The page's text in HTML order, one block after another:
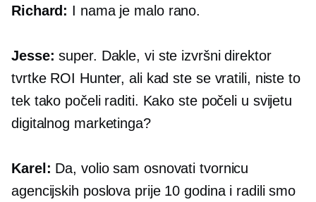
Richard: I nama je malo rano.
Jesse: super. Dakle, vi ste izvršni direktor
tvrtke ROI Hunter, ali kad ste se vratili, niste to
tek tako počeli raditi. Kako ste počeli u svijetu
digitalnog marketinga?
Karel: Da, volio sam osnovati tvornicu
agencijskih poslova prije 10 godina i radili smo